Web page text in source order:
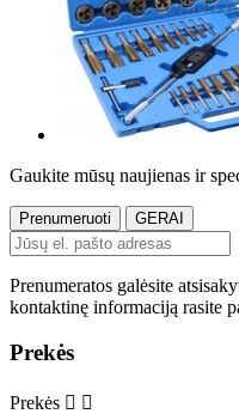
Gaukite mūsų naujienas ir
Prenumeratos galėsite
kontaktinę informaciją rasite
Prekės
Prekės  